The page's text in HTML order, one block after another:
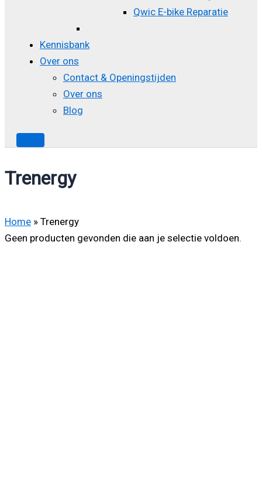
Qwic E-bike Reparatie
Kennisbank
Over ons
Contact & Openingstijden
Over ons
Blog
Trenergy
Home » Trenergy
Geen producten gevonden die aan je selectie voldoen.